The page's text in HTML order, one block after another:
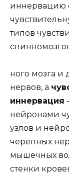
иннервацию
типов
ного мозга и
нервов, а
иннервация
нейронами
узлов и
черепных
мышечных
стенки